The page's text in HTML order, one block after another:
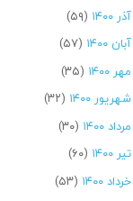
آذر ۱۴۰۰
(۵۹)
آبان ۱۴۰۰
(۵۷)
مهر ۱۴۰۰
(۳۵)
شهریور ۱۴۰۰
(۳۲)
مرداد ۱۴۰۰
(۳۰)
تیر ۱۴۰۰
(۶۰)
خرداد ۱۴۰۰
(۵۳)